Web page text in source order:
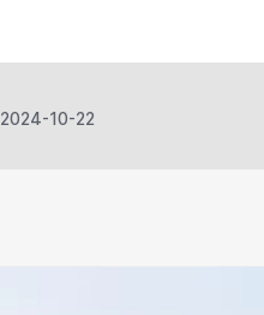
2024-10-22